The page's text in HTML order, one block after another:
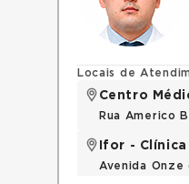
Locais de
Centro
Rua Americo
Ifor -
Avenida